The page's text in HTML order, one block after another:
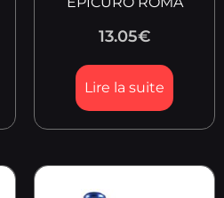
13.05€
Lire la suite